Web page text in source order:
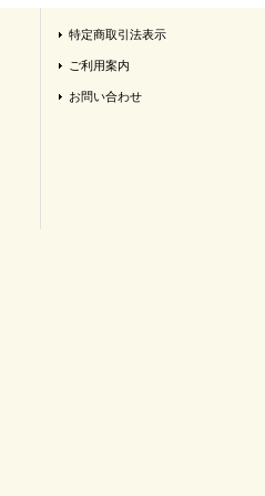
特定商取引法表示
ご利用案内
お問い合わせ